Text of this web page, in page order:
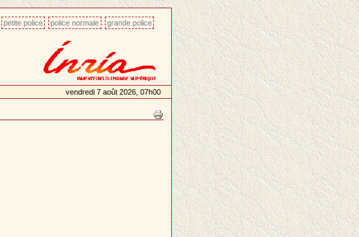
petite police police normale grande police
vendredi 7 août 2026, 07h00